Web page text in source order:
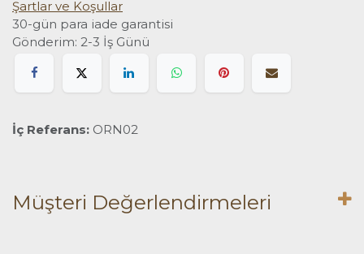
Şartlar ve Koşullar
30-gün para iade garantisi
Gönderim: 2-3 İş Günü
İç Referans: ORN02
Müşteri Değerlendirmeleri